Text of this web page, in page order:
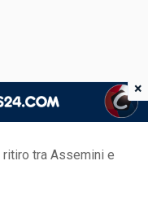
ritiro tra Assemini e
×